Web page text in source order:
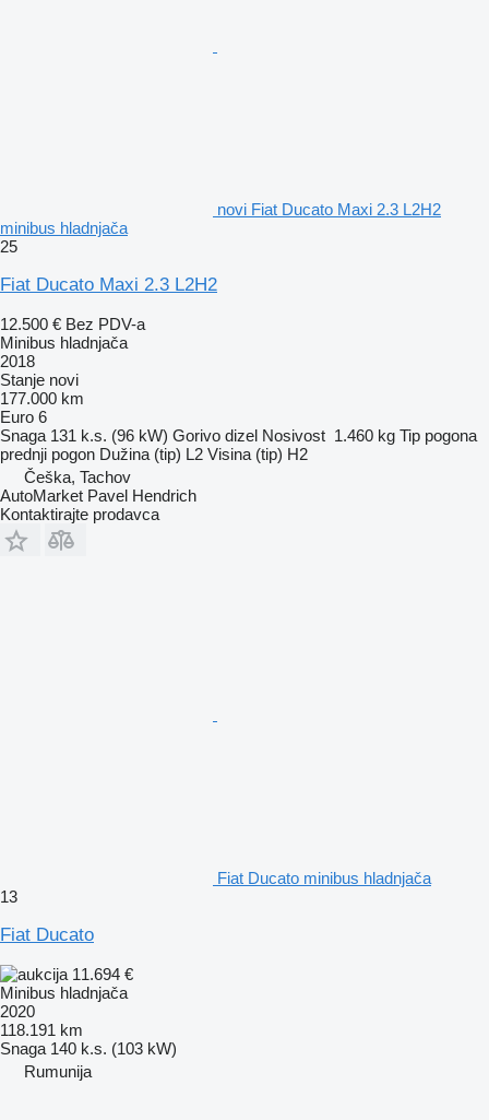
novi Fiat Ducato Maxi 2.3 L2H2
minibus hladnjača
25
Fiat Ducato Maxi 2.3 L2H2
12.500 € Bez PDV-a
Minibus hladnjača
2018
Stanje novi
177.000 km
Euro 6
Snaga 131 k.s. (96 kW) Gorivo dizel Nosivost 1.460 kg Tip pogona
prednji pogon Dužina (tip) L2 Visina (tip) H2
Češka, Tachov
AutoMarket Pavel Hendrich
Kontaktirajte prodavca
Fiat Ducato minibus hladnjača
13
Fiat Ducato
11.694 €
Minibus hladnjača
2020
118.191 km
Snaga 140 k.s. (103 kW)
Rumunija